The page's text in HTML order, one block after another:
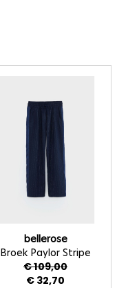
bellerose
Broek Paylor Stripe
€ 109,00
€ 32,70